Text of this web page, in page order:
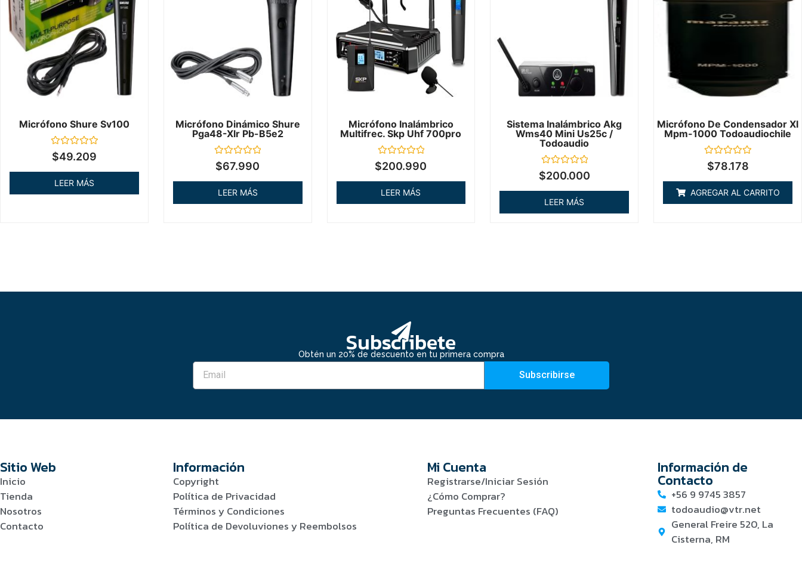
Micrófono Shure Sv100
Valorado
en
de
5
$49.209
LEER MÁS
Micrófono Dinámico Shure
Pga48-Xlr Pb-B5e2
Valorado
en
de
$67.990
LEER MÁS
Micrófono Inalámbrico
Multifrec. Skp Uhf 700pro
Valorado
en
de
5
$200.990
LEER MÁS
Sistema Inalámbrico Akg
Wms40 Mini Us25c /
Todoaudio
Valorado
en
de
5
$200.000
LEER MÁS
Micrófono De Condensador Xl
Mpm-1000 Todoaudiochile
Valorado
en
de
5
$78.178
AGREGAR AL CARRITO
Subscribete
Obtén un 20% de descuento en tu primera compra
Subscribirse
Sitio Web
Inicio
Tienda
Nosotros
Contacto
Información
Copyright
Política de Privacidad
Términos y Condiciones
Política de Devoluviones y Reembolsos
Mi Cuenta
Registrarse/Iniciar Sesión
¿Cómo Comprar?
Preguntas Frecuentes (FAQ)
Información de
Contacto
+56 9 9745 3857
todoaudio@vtr.net
General Freire 520, La
Cisterna, RM